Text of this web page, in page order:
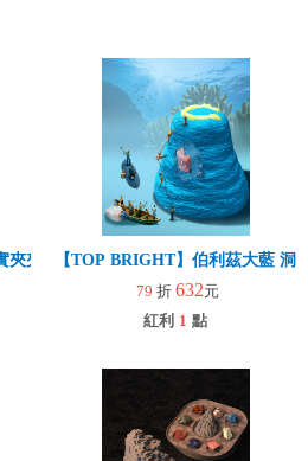
夾樂
【TOP BRIGHT】伯利茲大藍
79 折 632元
紅利 1 點